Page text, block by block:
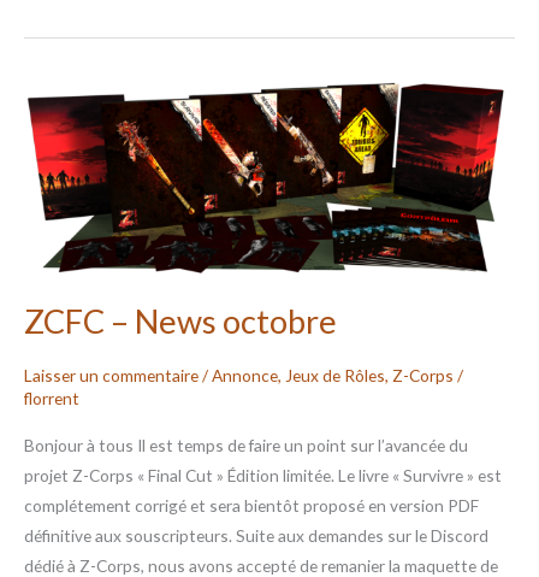
ZCFC – News octobre
Laisser un commentaire/Annonce, Jeux de Rôles, Z-Corps /
florrent
Bonjour à tous Il est temps de faire un point sur l’avancée du
projet Z-Corps « Final Cut » Édition limitée. Le livre « Survivre » est
complétement corrigé et sera bientôt proposé en version PDF
définitive aux souscripteurs. Suite aux demandes sur le Discord
dédié à Z-Corps, nous avons accepté de remanier la maquette de
ZCFC
–
News
octobre